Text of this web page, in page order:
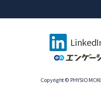
Copyright © PHYSIO